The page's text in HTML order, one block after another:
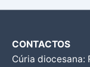
CONTACTOS
Cúria diocesana: